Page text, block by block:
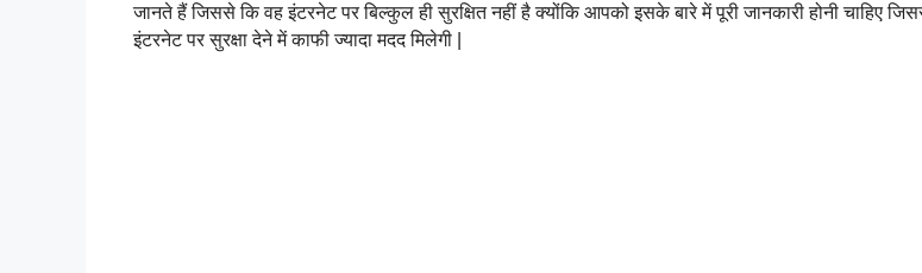
जानते हैं जिससे कि वह इंटरनेट पर बिल्कुल ही सुरक्षित नहीं है क्योंकि आपको इसके बारे में पूरी जानकारी होनी चाहिए
इंटरनेट पर सुरक्षा देने में काफी ज्यादा मदद मिलेगी |